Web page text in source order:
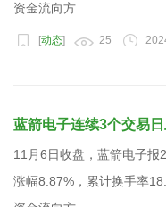
资金流向方...
[动态] 25
蓝箭电子连续3个交易
11月6日收盘，蓝箭电子报
涨幅8.87%，累计换手率